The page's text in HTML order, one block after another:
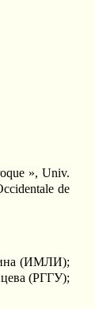
», Univ.
de
(ИМЛИ);
(РГГУ);